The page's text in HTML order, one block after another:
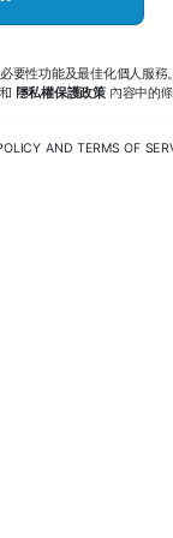
要性功能及最佳化個人服務。
隱私權保護政策內容中的條
AND TERMS OF